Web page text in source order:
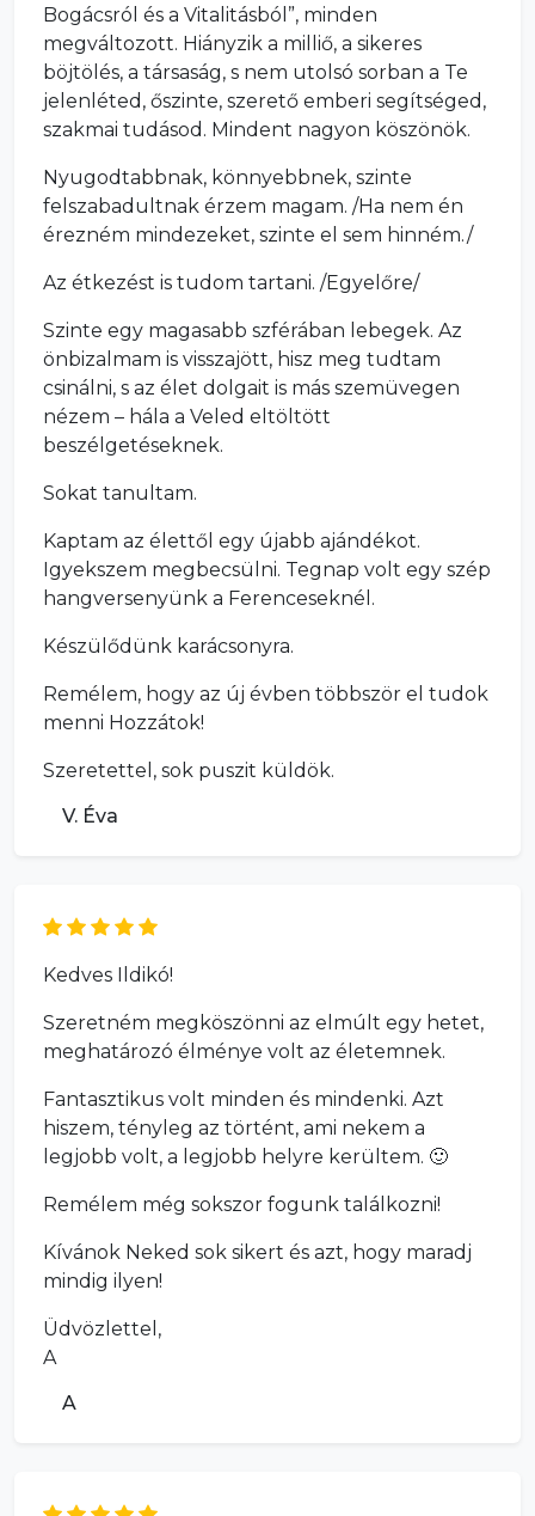
Bogácsról és a Vitalitásból”, minden
megváltozott. Hiányzik a milliő, a sikeres
böjtölés, a társaság, s nem utolsó sorban a Te
jelenléted, őszinte, szerető emberi segítséged,
szakmai tudásod. Mindent nagyon köszönök.
Nyugodtabbnak, könnyebbnek, szinte
felszabadultnak érzem magam. /Ha nem én
érezném mindezeket, szinte el sem hinném./
Az étkezést is tudom tartani. /Egyelőre/
Szinte egy magasabb szférában lebegek. Az
önbizalmam is visszajött, hisz meg tudtam
csinálni, s az élet dolgait is más szemüvegen
nézem – hála a Veled eltöltött
beszélgetéseknek.
Sokat tanultam.
Kaptam az élettől egy újabb ajándékot.
Igyekszem megbecsülni. Tegnap volt egy szép
hangversenyünk a Ferenceseknél.
Készülődünk karácsonyra.
Remélem, hogy az új évben többször el tudok
menni Hozzátok!
Szeretettel, sok puszit küldök.
V. Éva
Kedves Ildikó!
Szeretném megköszönni az elmúlt egy hetet,
meghatározó élménye volt az életemnek.
Fantasztikus volt minden és mindenki. Azt
hiszem, tényleg az történt, ami nekem a
legjobb volt, a legjobb helyre kerültem. 🙂
Remélem még sokszor fogunk találkozni!
Kívánok Neked sok sikert és azt, hogy maradj
mindig ilyen!
Üdvözlettel,
A
A